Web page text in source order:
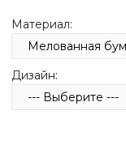
Материал:
Дизайн: